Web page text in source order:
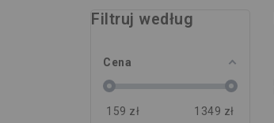
Filtruj według
Cena
159 zł 1349 zł